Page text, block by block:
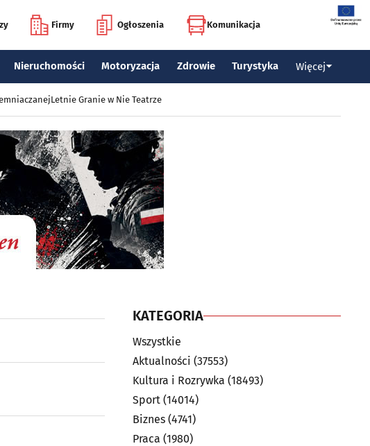
Firmy Ogłoszenia Komunikacja
Nieruchomości Motoryzacja Zdrowie Turystyka Więcej
Letnie Granie w Nie Teatrze
KATEGORIA
Wszystkie
Aktualności (37553)
Kultura i Rozrywka (18493)
Sport (14014)
Biznes (4741)
Praca (1980)